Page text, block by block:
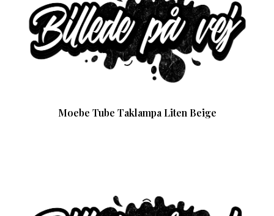
Moebe Tube Taklampa Liten Beige